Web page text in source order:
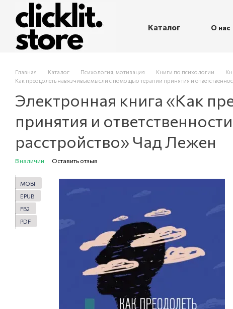
Перейти к основному контенту
Каталог О нас
Главная Каталог Психология, мотивация Книги по психологии
Как преодолеть навязчивые мысли с помощью терапии принятия и
Электронная книга «Как
принятия и
расстройство» Чад Лежен
В наличии Оставить отзыв
MOBI
EPUB
FB2
PDF